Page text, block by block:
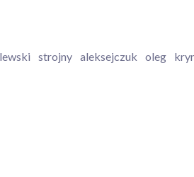
strojny aleksejczuk oleg